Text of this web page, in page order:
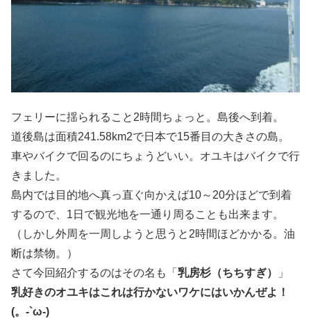
フェリーに揺られること2時間ちょっと。島後へ到着。
道後島は面積241.58km2で日本で15番目の大きさの島。
車やバイクで回るのにちょうどいい。オユキはバイクで行
きました。
島内では目的地へ真っ直ぐ向かえば10～20分ほどで到着
するので、1日で観光地を一通り周ることも出来ます。
（しかし外周を一周しようと思うと2時間ほどかかる。油
断は禁物。）
さて今回紹介するのはその名も「 乳房杉（ちちすぎ）
」
乳好きのオユキはこれは行かないワケにはいかんぜよ！
(。-`ω-)